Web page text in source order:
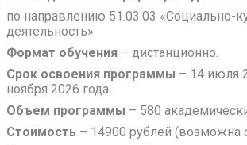
по направлению 51.03.03 «Социально-
деятельность»
Формат обучения – дистанционно.
Срок освоения программы – 14 июля
ноября 2026 года.
Объем программы – 580
Стоимость – 14900 рублей (возможна